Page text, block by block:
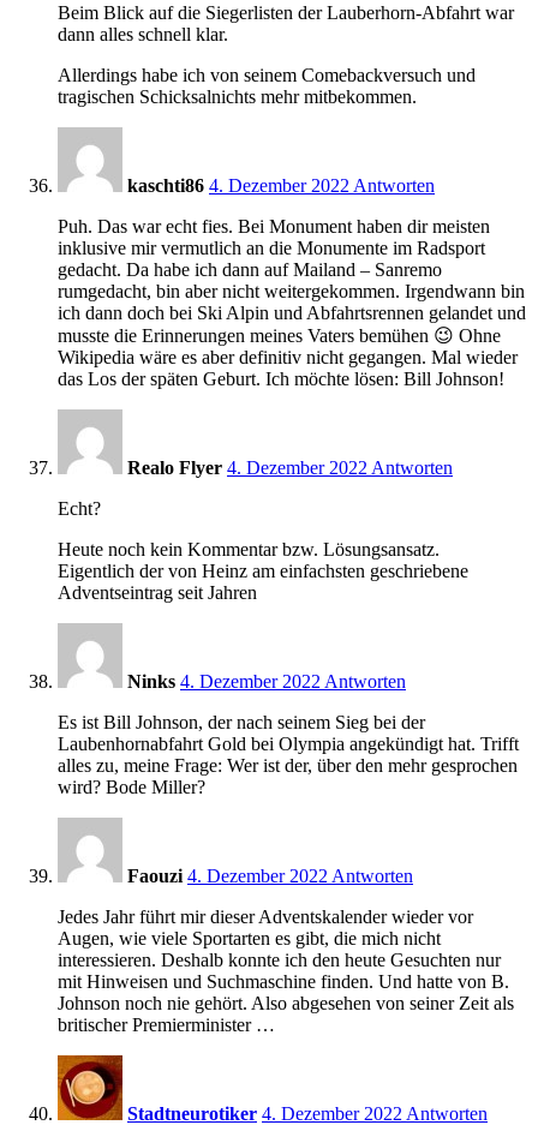
Beim Blick auf die Siegerlisten der Lauberhorn-Abfahrt war
dann alles schnell klar.
Allerdings habe ich von seinem Comebackversuch und
tragischen Schicksalnichts mehr mitbekommen.
kaschti86 4. Dezember 2022 Antworten
Puh. Das war echt fies. Bei Monument haben dir meisten
inklusive mir vermutlich an die Monumente im Radsport
gedacht. Da habe ich dann auf Mailand – Sanremo
rumgedacht, bin aber nicht weitergekommen. Irgendwann bin
ich dann doch bei Ski Alpin und Abfahrtsrennen gelandet und
musste die Erinnerungen meines Vaters bemühen 😉 Ohne
Wikipedia wäre es aber definitiv nicht gegangen. Mal wieder
das Los der späten Geburt. Ich möchte lösen: Bill Johnson!
Realo Flyer 4. Dezember 2022 Antworten
Echt?
Heute noch kein Kommentar bzw. Lösungsansatz.
Eigentlich der von Heinz am einfachsten geschriebene
Adventseintrag seit Jahren
Ninks 4. Dezember 2022 Antworten
Es ist Bill Johnson, der nach seinem Sieg bei der
Laubenhornabfahrt Gold bei Olympia angekündigt hat. Trifft
alles zu, meine Frage: Wer ist der, über den mehr gesprochen
wird? Bode Miller?
Faouzi 4. Dezember 2022 Antworten
Jedes Jahr führt mir dieser Adventskalender wieder vor
Augen, wie viele Sportarten es gibt, die mich nicht
interessieren. Deshalb konnte ich den heute Gesuchten nur
mit Hinweisen und Suchmaschine finden. Und hatte von B.
Johnson noch nie gehört. Also abgesehen von seiner Zeit als
britischer Premierminister …
Stadtneurotiker 4. Dezember 2022 Antworten